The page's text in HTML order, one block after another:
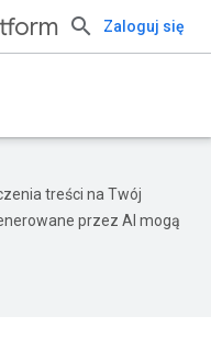
Zaloguj się
treści na Twój
przez AI mogą